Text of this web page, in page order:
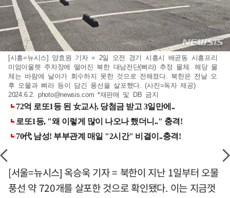
[시흥=뉴시스] 양효원 기자 = 2일 오전 경기 시흥시 배곧동 시흥프리
미엄아울렛 주차장에 떨어진 북한 대남전단(삐라) 추정 물체. 해당 물
체는 바람에 날아가 회수하지 못한 것으로 전해졌다. 북한은 전날 오
후 오물과 삐라 등이 담긴 풍선을 살포했다. (사진=독자 제공)
2024.6.2.photo@newsis.com *재판매 및 DB 금지
[서울=뉴시스] 옥승욱 기자 = 북한이 지난 1일부터 오물
풍선 약 720개를 살포한 것으로 확인됐다. 이는 지금껏